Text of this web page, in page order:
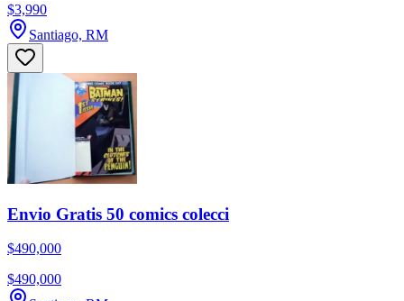
$3,990
Santiago, RM
Envio Gratis 50 comics colecci
$490,000
$490,000